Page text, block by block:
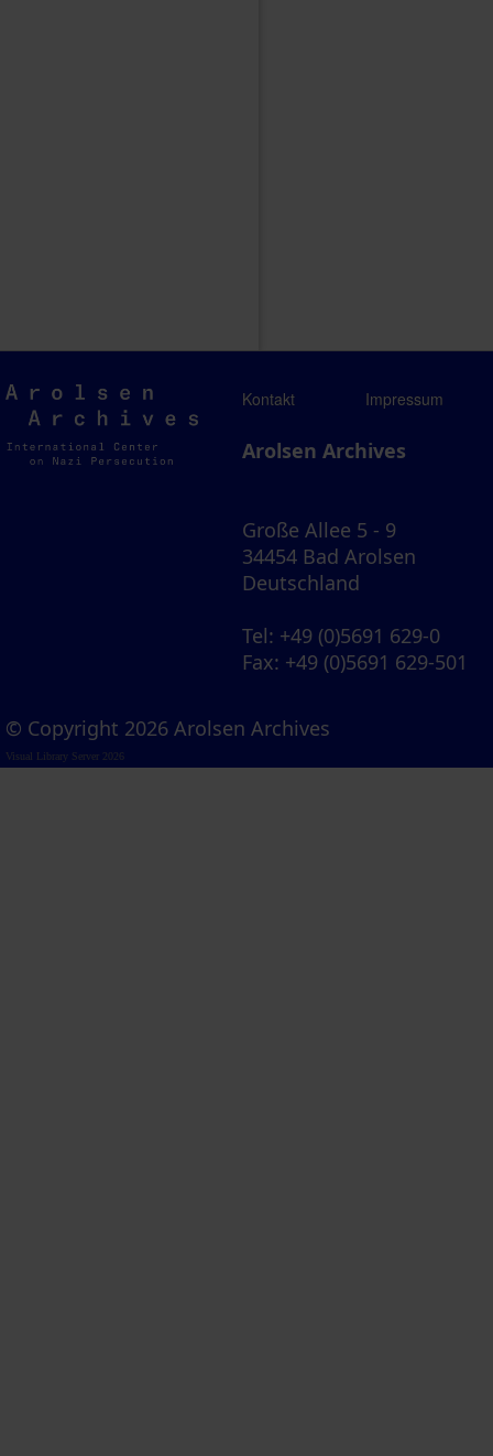
Arolsen
Archives
Kontakt Impressum
Arolsen Archives
Große Allee 5 - 9
34454 Bad Arolsen
Deutschland
Tel: +49 (0)5691 629-0
Fax: +49 (0)5691 629-501
© Copyright 2026 Arolsen Archives
Visual Library Server 2026